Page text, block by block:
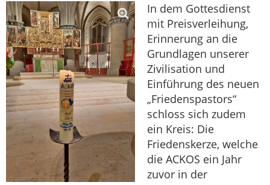
In dem Gottesdienst
mit Preisverleihung,
Erinnerung an die
Grundlagen unserer
Zivilisation und
Einführung des neuen
„Friedenspastors“
schloss sich zudem
ein Kreis: Die
Friedenskerze, welche
die ACKOS ein Jahr
zuvor in der